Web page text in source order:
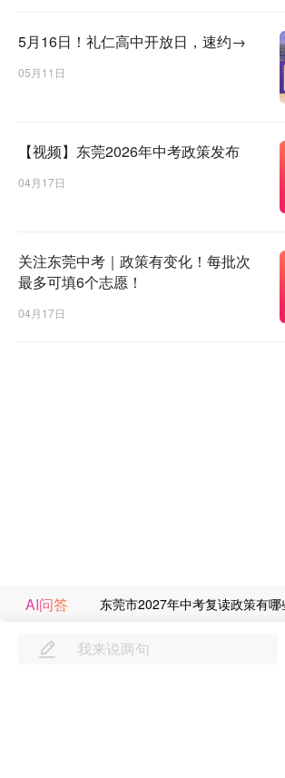
AI问答
5月16日！礼仁高中开放日，速约→
05月11日
【视频】东莞2026年中考政策发布
04月17日
关注东莞中考｜政策有变化！每批次
最多可填6个志愿！
04月17日